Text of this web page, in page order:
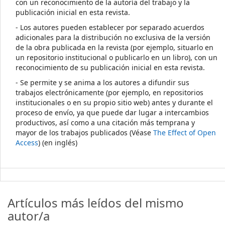
con un reconocimiento de la autoría del trabajo y la
publicación inicial en esta revista.
- Los autores pueden establecer por separado acuerdos
adicionales para la distribución no exclusiva de la versión
de la obra publicada en la revista (por ejemplo, situarlo en
un repositorio institucional o publicarlo en un libro), con un
reconocimiento de su publicación inicial en esta revista.
- Se permite y se anima a los autores a difundir sus
trabajos electrónicamente (por ejemplo, en repositorios
institucionales o en su propio sitio web) antes y durante el
proceso de envío, ya que puede dar lugar a intercambios
productivos, así como a una citación más temprana y
mayor de los trabajos publicados (Véase The Effect of Open
Access) (en inglés)
Artículos más leídos del mismo
autor/a